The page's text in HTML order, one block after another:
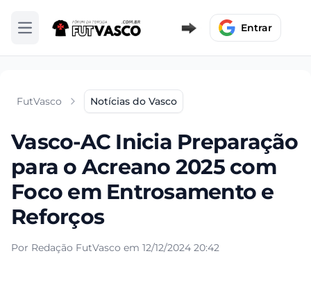
Abrir menu Entrar
FutVasco Notícias do Vasco
Vasco-AC Inicia Preparação
para o Acreano 2025 com
Foco em Entrosamento e
Reforços
Por Redação FutVasco em 12/12/2024 20:42